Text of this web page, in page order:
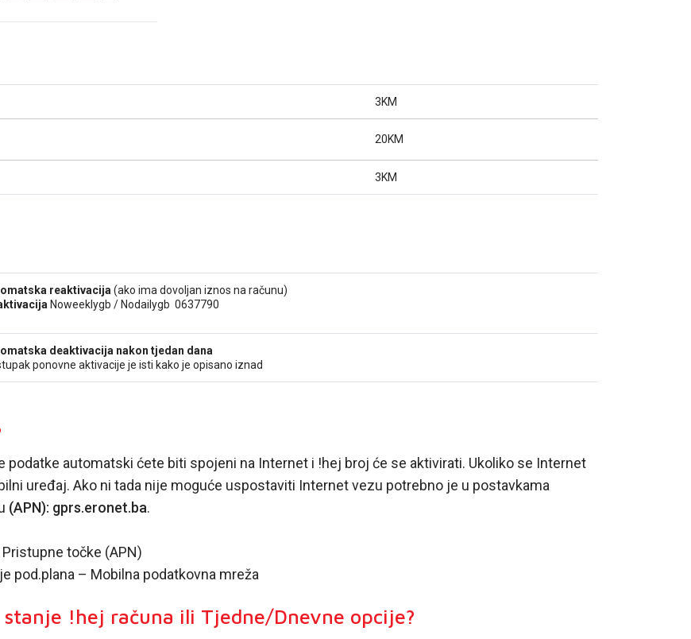
3KM
20KM
3KM
reaktivacija (ako ima dovoljan iznos na računu)
Noweeklygb / Nodailygb 0637790
deaktivacija nakon tjedan dana
ponovne aktivacije je isti kako je opisano iznad
automatski ćete biti spojeni na Internet i !hej broj će se aktivirati. Ukoliko se Internet
uređaj. Ako ni tada nije moguće uspostaviti Internet vezu potrebno je u postavkama
(APN): gprs.eronet.ba.
točke (APN)
pod.plana – Mobilna podatkovna mreža
!hej računa ili Tjedne/Dnevne opcije?